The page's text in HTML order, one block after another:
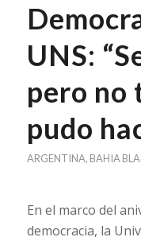
UNS:
pero no
pudo
ARGENTINA, BAHIA
En el marco del
democracia, la